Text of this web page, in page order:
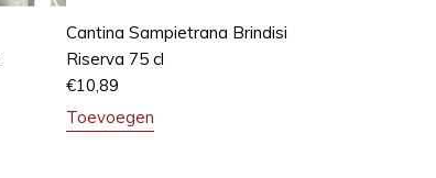
Cantina Sampietrana Brindisi
Riserva 75 cl
€10,89
Toevoegen